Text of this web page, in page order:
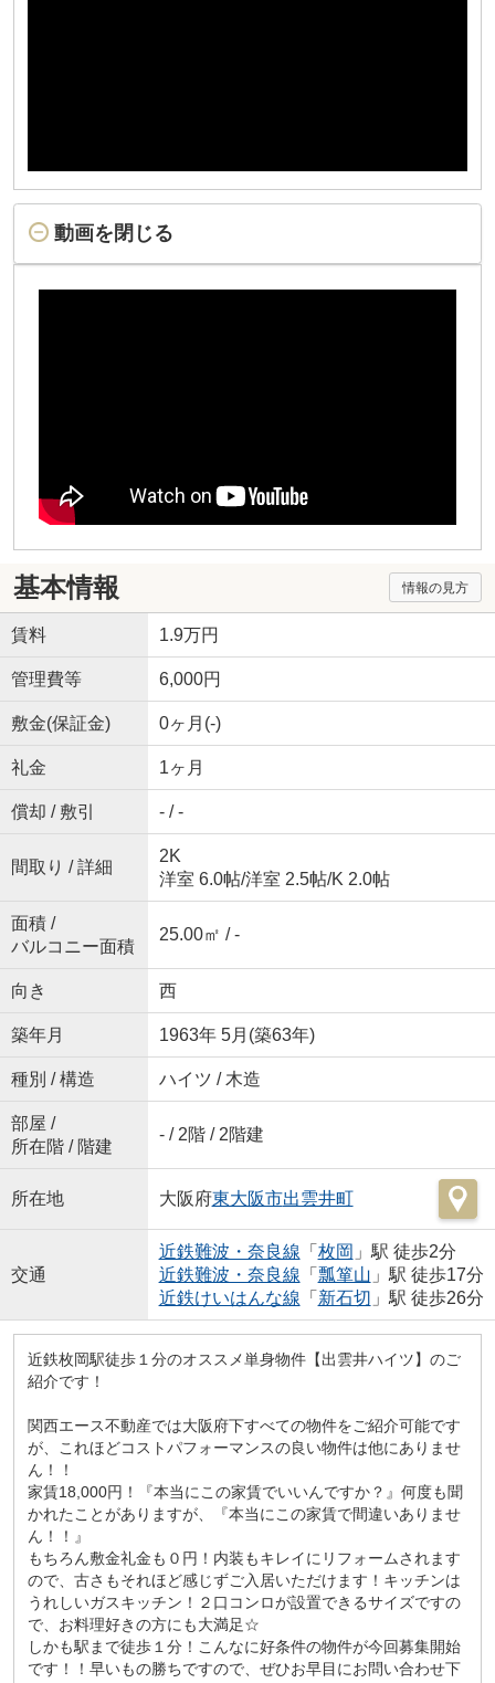
動画を閉じる
基本情報 情報の見方
賃料 1.9万円
管理費等 6,000円
敷金(保証金) 0ヶ月(-)
礼金 1ヶ月
償却 / 敷引 - / -
間取り / 詳細
2K
洋室 6.0帖/洋室 2.5帖/K 2.0帖
面積 /
バルコニー面積
25.00㎡ / -
向き 西
築年月 1963年 5月(築63年)
種別 / 構造 ハイツ / 木造
部屋 /
所在階 / 階建
- / 2階 / 2階建
所在地 大阪府東大阪市出雲井町
交通
近鉄難波・奈良線 「 枚岡 」駅 徒歩2分
近鉄難波・奈良線 「 瓢箪山 」駅 徒歩17分
近鉄けいはんな線 「 新石切 」駅 徒歩26分
近鉄枚岡駅徒歩１分のオススメ単身物件【出雲井ハイツ】のご
紹介です！
関西エース不動産では大阪府下すべての物件をご紹介可能です
が、これほどコストパフォーマンスの良い物件は他にありませ
ん！！
家賃18,000円！『本当にこの家賃でいいんですか？』何度も聞
かれたことがありますが、『本当にこの家賃で間違いありませ
ん！！』
もちろん敷金礼金も０円！内装もキレイにリフォームされます
ので、古さもそれほど感じずご入居いただけます！キッチンは
うれしいガスキッチン！２口コンロが設置できるサイズですの
で、お料理好きの方にも大満足☆
しかも駅まで徒歩１分！こんなに好条件の物件が今回募集開始
です！！早いもの勝ちですので、ぜひお早目にお問い合わせ下